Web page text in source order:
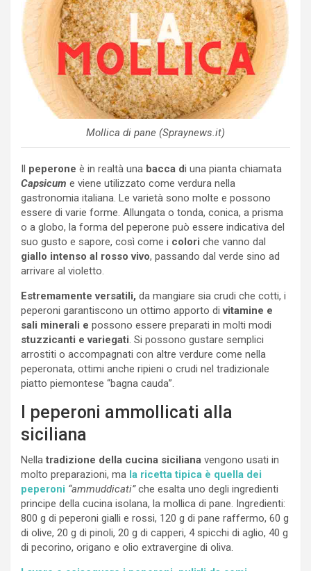
Mollica di pane (Spraynews.it)
Il peperone è in realtà una bacca di una pianta chiamata
Capsicum e viene utilizzato come verdura nella
gastronomia italiana. Le varietà sono molte e possono
essere di varie forme. Allungata o tonda, conica, a prisma
o a globo, la forma del peperone può essere indicativa del
suo gusto e sapore, così come i colori che vanno dal
giallo intenso al rosso vivo, passando dal verde sino ad
arrivare al violetto.
Estremamente versatili, da mangiare sia crudi che cotti, i
peperoni garantiscono un ottimo apporto divitamine e
sali minerali e possono essere preparati in molti modi
stuzzicanti e variegati. Si possono gustare semplici
arrostiti o accompagnati con altre verdure come nella
peperonata, ottimi anche ripieni o crudi nel tradizionale
piatto piemontese “bagna cauda”.
I peperoni ammollicati alla
siciliana
Nellatradizione della cucina siciliana vengono usati in
molto preparazioni, ma la ricetta tipica è quella dei
peperoni “ammuddicati”che esalta uno degli ingredienti
principe della cucina isolana, la mollica di pane. Ingredienti:
800 g di peperoni gialli e rossi, 120 g di pane raffermo, 60 g
di olive, 20 g di pinoli, 20 g di capperi, 4 spicchi di aglio, 40 g
di pecorino, origano e olio extravergine di oliva.